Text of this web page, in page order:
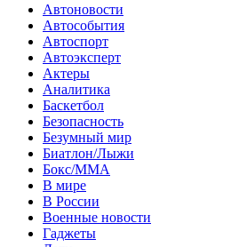
Автоновости
Автособытия
Автоспорт
Автоэксперт
Актеры
Аналитика
Баскетбол
Безопасность
Безумный мир
Биатлон/Лыжи
Бокс/MMA
В мире
В России
Военные новости
Гаджеты